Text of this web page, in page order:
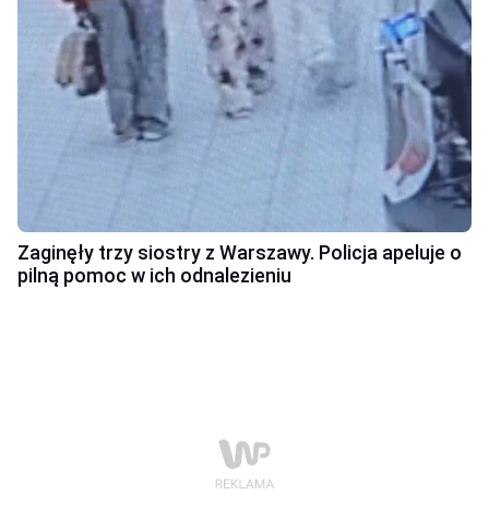
Zaginęły trzy siostry z Warszawy. Policja apeluje o
pilną pomoc w ich odnalezieniu